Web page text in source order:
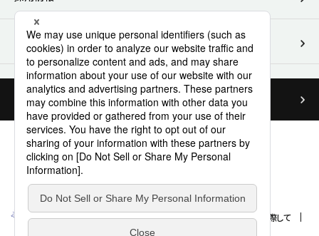
別ウィンドウで開きます
医療関係者向けサイト
お問い合わせ
サイトマップ
個人情報保護方針
特定個人情報取扱方針
SNS利用規約
ご利用に際して